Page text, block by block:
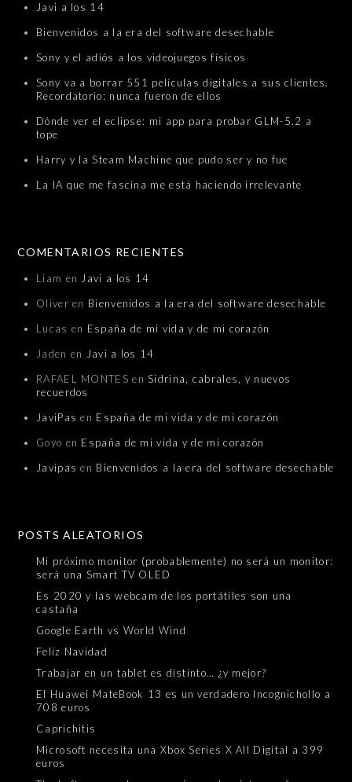
Javi a los 14
Bienvenidos a la era del software desechable
Sony y el adiós a los videojuegos físicos
Sony va a borrar 551 películas digitales a sus clientes.
Recordatorio: nunca fueron de ellos
Dónde ver el eclipse: mi app para probar GLM-5.2 a
tope
Harry y la Steam Machine que pudo ser y no fue
La IA que me fascina me está haciendo irrelevante
COMENTARIOS RECIENTES
Liam en Javi a los 14
Oliver en Bienvenidos a la era del software desechable
Lucas en España de mi vida y de mi corazón
Jaden en Javi a los 14
RAFAEL MONTES enSidrina, cabrales, y nuevos
recuerdos
JaviPas en España de mi vida y de mi corazón
Goyo en España de mi vida y de mi corazón
Javipas en Bienvenidos a la era del software desechable
POSTS ALEATORIOS
Mi próximo monitor (probablemente) no será un monitor:
será una Smart TV OLED
Es 2020 y las webcam de los portátiles son una
castaña
Google Earth vs World Wind
Feliz Navidad
Trabajar en un tablet es distinto… ¿y mejor?
El Huawei MateBook 13 es un verdadero Incognichollo a
708 euros
Caprichitis
Microsoft necesita una Xbox Series X All Digital a 399
euros